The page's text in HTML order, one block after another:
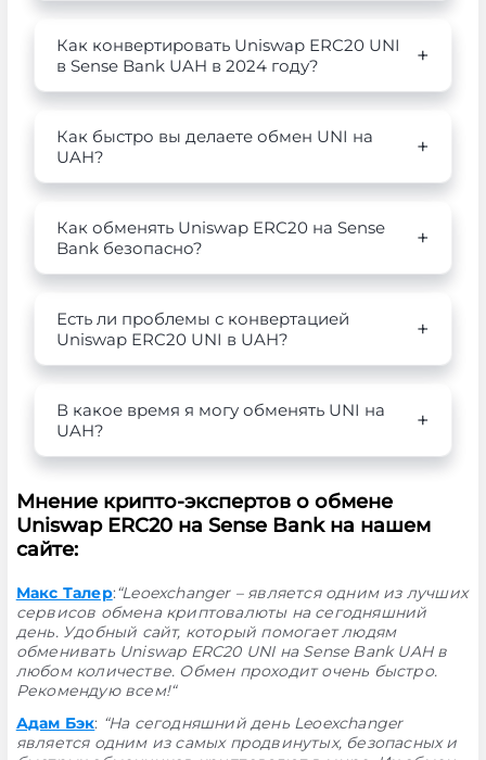
Как конвертировать Uniswap ERC20 UNI
в Sense Bank UAH в 2024 году?
Как быстро вы делаете обмен UNI на
UAH?
Как обменять Uniswap ERC20 на Sense
Bank безопасно?
Есть ли проблемы с конвертацией
Uniswap ERC20 UNI в UAH?
В какое время я могу обменять UNI на
UAH?
Мнение крипто-экспертов о обмене
Uniswap ERC20 на Sense Bank на нашем
сайте:
Макс Талер:“Leoexchanger – является одним из лучших
сервисов обмена криптовалюты на сегодняшний
день. Удобный сайт, который помогает людям
обменивать Uniswap ERC20 UNI на Sense Bank UAH в
любом количестве. Обмен проходит очень быстро.
Рекомендую всем!“
Адам Бэк: “На сегодняшний день Leoexchanger
является одним из самых продвинутых, безопасных и